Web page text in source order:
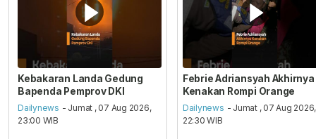
Kebakaran Landa Gedung
Bapenda Pemprov DKI
Dailynews - Jumat , 07 Aug 2026,
23:00 WIB
Febrie Adriansyah Akhirnya
Kenakan Rompi Orange
Dailynews - Jumat , 07 Aug 2026,
22:30 WIB